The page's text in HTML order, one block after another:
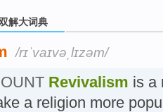
解大词典
/rɪˈvaɪvəˌlɪzəm/
Revivalism is a
a religion more